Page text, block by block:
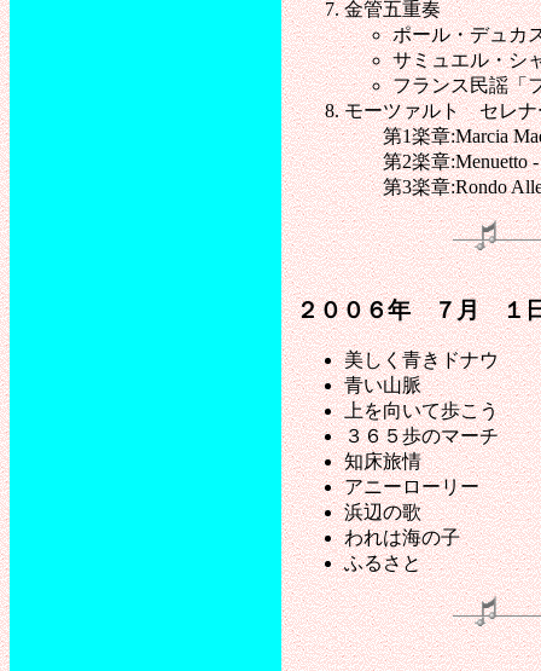
金管五重奏
ポール・デュカ
サミュエル・シ
フランス民謡「
モーツァルト セレナ
第1楽章:Marcia
第2楽章:Menuetto -
第3楽章:Rondo
２００６年 ７月 １
美しく青きドナウ
青い山脈
上を向いて歩こう
３６５歩のマーチ
知床旅情
アニーローリー
浜辺の歌
われは海の子
ふるさと